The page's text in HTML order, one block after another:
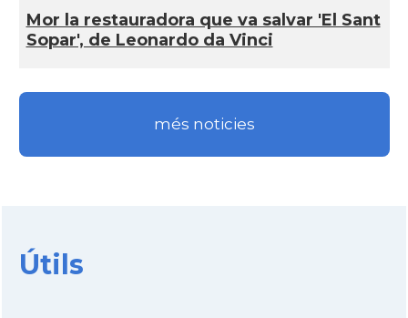
Mor la restauradora que va salvar 'El Sant
Sopar', de Leonardo da Vinci
més noticies
Útils